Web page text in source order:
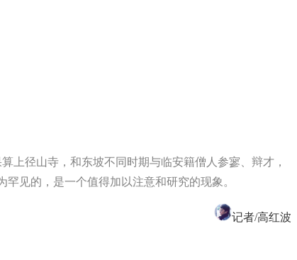
上径山寺，和东坡不同时期与临安籍僧人参寥、辩才，
见的，是一个值得加以注意和研究的现象。
记者/高红波